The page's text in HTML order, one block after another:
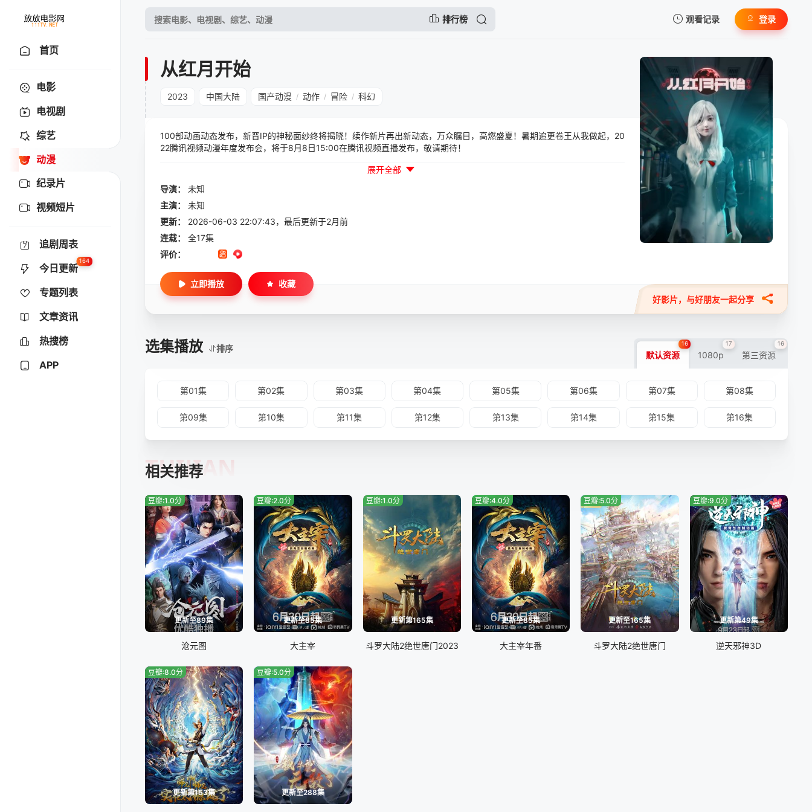
排行榜 观看记录
暂无观看影片的记录
登录
首页
电影
电视剧
综艺
动漫
纪录片
视频短片
追剧周表
今日更新
164
专题列表
文章资讯
热搜榜
APP
从红月开始
2023 中国大陆 国产动漫 / 动作 / 冒险 / 科幻
100部动画动态发布，新晋IP的神秘面纱终将揭晓！续作新片再出新动态，万众瞩目，高燃盛夏！暑期追更卷王从我做起，20
22腾讯视频动漫年度发布会，将于8月8日15:00在腾讯视频直播发布，敬请期待！
展开全部
导演：
未知
主演：
未知
更新：
2026-06-03 22:07:43，最后更新于2月前
连载：
全17集
评价：
好影片，与好朋友一起分享
立即播放 收藏
选集播放 排序
默认资源
16
1080p
17
第三资源
16
第01集 第02集 第03集 第04集 第05集 第06集 第07集 第08集
第09集 第10集 第11集 第12集 第13集 第14集 第15集 第16集
相关推荐
TUIJIAN
更新至89集
豆瓣:1.0分
沧元图
更新至85集
豆瓣:2.0分
大主宰
更新第165集
豆瓣:1.0分
斗罗大陆2绝世唐门2023
更新至85集
豆瓣:4.0分
大主宰年番
更新至165集
豆瓣:5.0分
斗罗大陆2绝世唐门
更新第49集
豆瓣:9.0分
逆天邪神3D
更新第153集
豆瓣:8.0分
更新至288集
豆瓣:5.0分